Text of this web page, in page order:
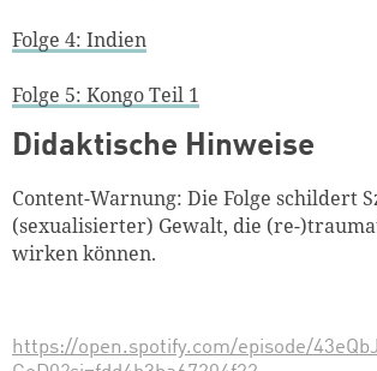
Folge 4: Indien
Folge 5: Kongo Teil 1
Didaktische Hinweise
Content-Warnung: Die Folge schildert
(sexualisierter) Gewalt, die (re-
wirken können.
https://open.spotify.com/episode/